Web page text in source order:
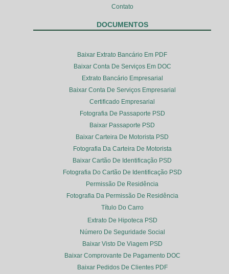
Contato
DOCUMENTOS
Baixar Extrato Bancário Em PDF
Baixar Conta De Serviços Em DOC
Extrato Bancário Empresarial
Baixar Conta De Serviços Empresarial
Certificado Empresarial
Fotografia De Passaporte PSD
Baixar Passaporte PSD
Baixar Carteira De Motorista PSD
Fotografia Da Carteira De Motorista
Baixar Cartão De Identificação PSD
Fotografia Do Cartão De Identificação PSD
Permissão De Residência
Fotografia Da Permissão De Residência
Título Do Carro
Extrato De Hipoteca PSD
Número De Seguridade Social
Baixar Visto De Viagem PSD
Baixar Comprovante De Pagamento DOC
Baixar Pedidos De Clientes PDF